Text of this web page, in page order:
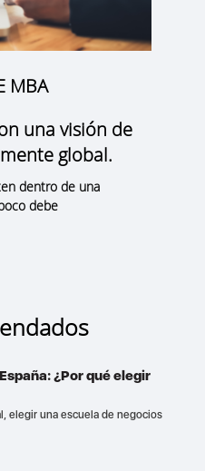
MBA
una visión de
global.
dentro de una
debe
¿Por qué elegir
elegir una escuela de negocios